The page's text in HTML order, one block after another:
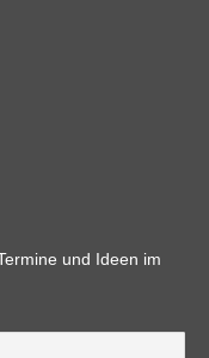
und Ideen im